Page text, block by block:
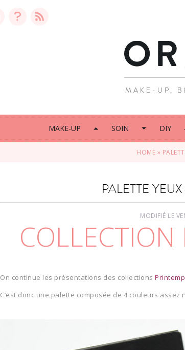
MAKE-UP,
MAKE-UP SOIN DIY
HOME »
PALETTE
MODIFIÉ LE
On continue les présentations des collections
C’est donc une palette composée de 4 couleurs